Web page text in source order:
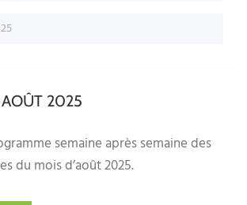
AOÛT 2025
semaine après semaine des
du mois d’août 2025.